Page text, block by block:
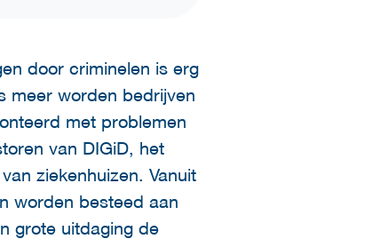
door criminelen is erg
meer worden bedrijven
met problemen
van DIGiD, het
ziekenhuizen. Vanuit
worden besteed aan
grote uitdaging de